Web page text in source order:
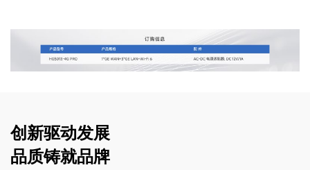
创新驱动发展
品质铸就品牌